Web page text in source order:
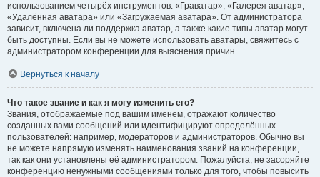
использованием четырёх инструментов: «Граватар», «Галерея аватар»,
«Удалённая аватара» или «Загружаемая аватара». От администратора
зависит, включена ли поддержка аватар, а также какие типы аватар могут
быть доступны. Если вы не можете использовать аватары, свяжитесь с
администратором конференции для выяснения причин.
Вернуться к началу
Что такое звание и как я могу изменить его?
Звания, отображаемые под вашим именем, отражают количество
созданных вами сообщений или идентифицируют определённых
пользователей: например, модераторов и администраторов. Обычно вы
не можете напрямую изменять наименования званий на конференции,
так как они установлены её администратором. Пожалуйста, не засоряйте
конференцию ненужными сообщениями только для того, чтобы повысить